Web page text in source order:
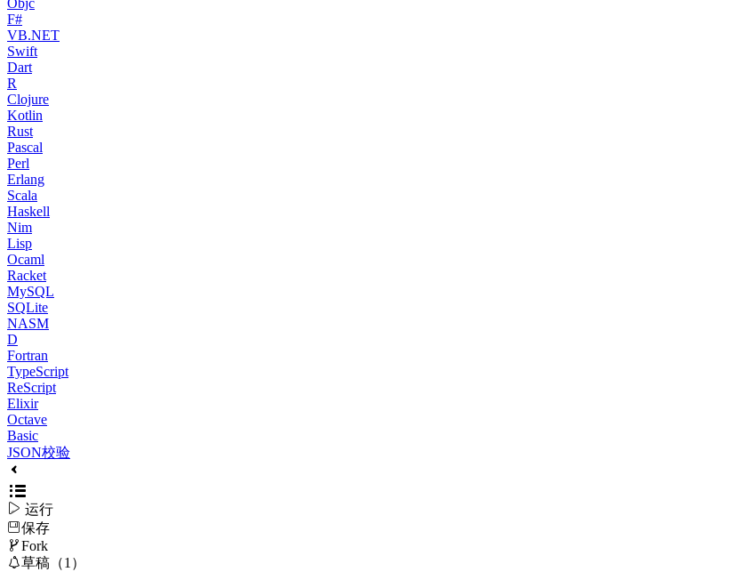
Objc
F#
VB.NET
Swift
Dart
R
Clojure
Kotlin
Rust
Pascal
Perl
Erlang
Scala
Haskell
Nim
Lisp
Ocaml
Racket
MySQL
SQLite
NASM
D
Fortran
TypeScript
ReScript
Elixir
Octave
Basic
JSON校验
 运行
保存
Fork
草稿（1）